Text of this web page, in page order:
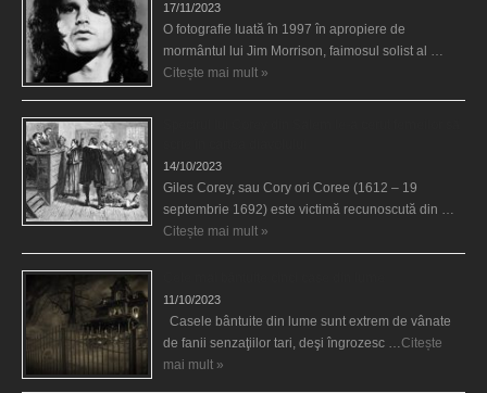
17/11/2023
O fotografie luată în 1997 în apropiere de
mormântul lui Jim Morrison, faimosul solist al …
Citește mai mult »
14/10/2023
Giles Corey, sau Cory ori Coree (1612 – 19
septembrie 1692) este victimă recunoscută din …
Citește mai mult »
11/10/2023
Casele bântuite din lume sunt extrem de vânate
de fanii senzaţiilor tari, deşi îngrozesc …Citește
mai mult »